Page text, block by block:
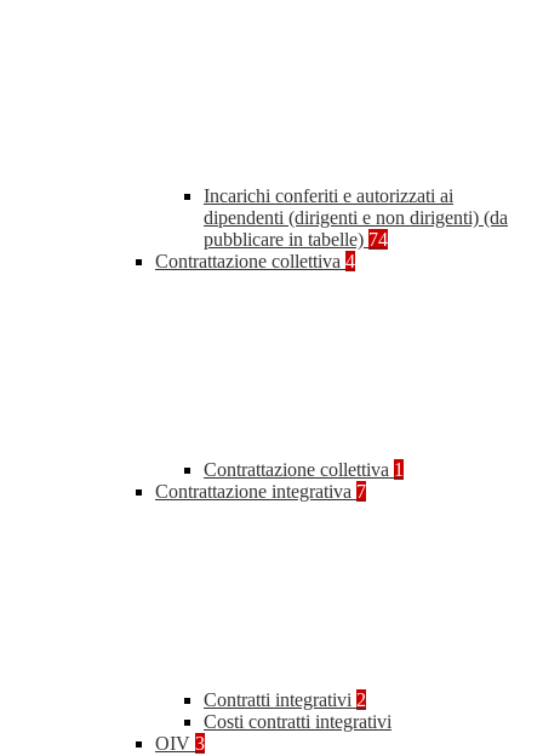
Incarichi conferiti e autorizzati ai
dipendenti (dirigenti e non dirigenti) (da
pubblicare in tabelle) 74
Contrattazione collettiva 4
Contrattazione collettiva 1
Contrattazione integrativa 7
Contratti integrativi 2
Costi contratti integrativi
OIV 3